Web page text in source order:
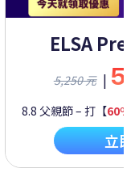
ELSA
9,450 元 |
8.8 父親節 – 打【50%】折
立即註